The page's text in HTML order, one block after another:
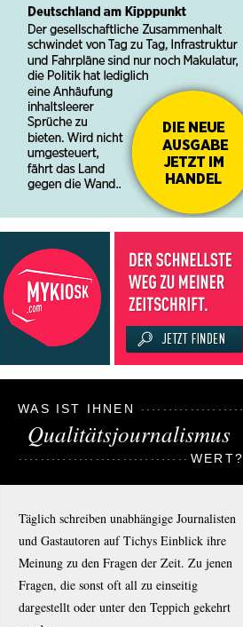
WAS IST IHNEN
Qualitätsjournalismus
WERT?
Täglich schreiben unabhängige Journalisten
und Gastautoren auf Tichys Einblick ihre
Meinung zu den Fragen der Zeit. Zu jenen
Fragen, die sonst oft all zu einseitig
dargestellt oder unter den Teppich gekehrt